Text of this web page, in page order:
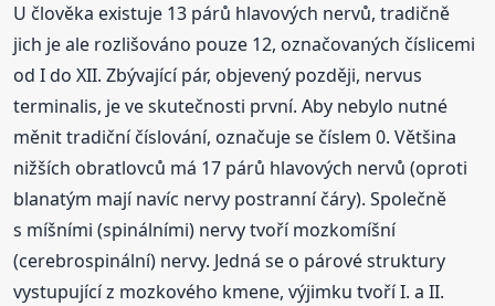
U člověka existuje 13 párů hlavových nervů, tradičně
jich je ale rozlišováno pouze 12, označovaných číslicemi
od I do XII. Zbývající pár, objevený později, nervus
terminalis, je ve skutečnosti první. Aby nebylo nutné
měnit tradiční číslování, označuje se číslem 0. Většina
nižších obratlovců má 17 párů hlavových nervů (oproti
blanatým mají navíc nervy postranní čáry). Společně
s míšními (spinálními) nervy tvoří mozkomíšní
(cerebrospinální) nervy. Jedná se o párové struktury
vystupující z mozkového kmene, výjimku tvoří I. a II.